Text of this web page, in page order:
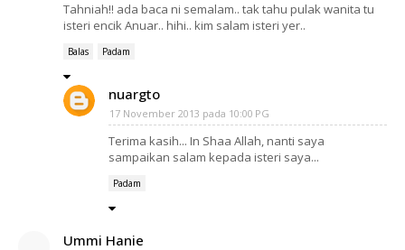
Tahniah!! ada baca ni semalam.. tak tahu pulak wanita tu
isteri encik Anuar.. hihi.. kim salam isteri yer..
Balas Padam
nuargto
17 November 2013 pada 10:00 PG
Terima kasih... In Shaa Allah, nanti saya
sampaikan salam kepada isteri saya...
Padam
Ummi Hanie